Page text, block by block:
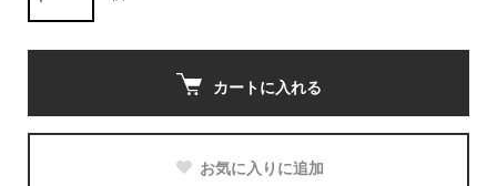
カートに入れる
お気に入りに追加